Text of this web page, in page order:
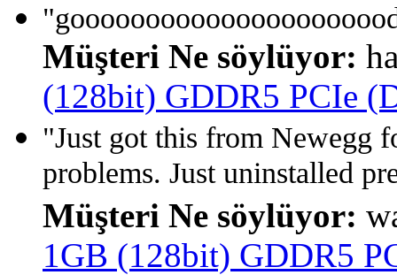
Müşteri Ne söylüyor:
(128bit) GDDR5 PCIe
"Just got this from Newegg
problems. Just uninstalled
Müşteri Ne söylüyor:
1GB (128bit) GDDR5